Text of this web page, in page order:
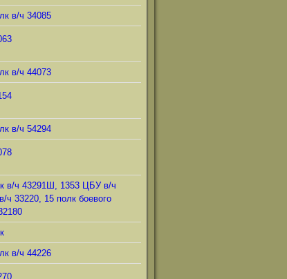
в/ч 34085
в/ч 44073
в/ч 54294
в/ч 43291Ш, 1353 ЦБУ в/ч
ч 33220, 15 полк боевого
в/ч 44226